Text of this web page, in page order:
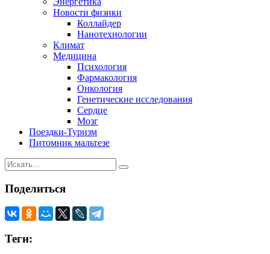
Новости физики
Коллайдер
Нанотехнологии
Климат
Медицина
Психология
Фармакология
Онкология
Генетические исследования
Сердце
Мозг
Поездки-Туризм
Питомник мальтезе
Поделиться
Теги: